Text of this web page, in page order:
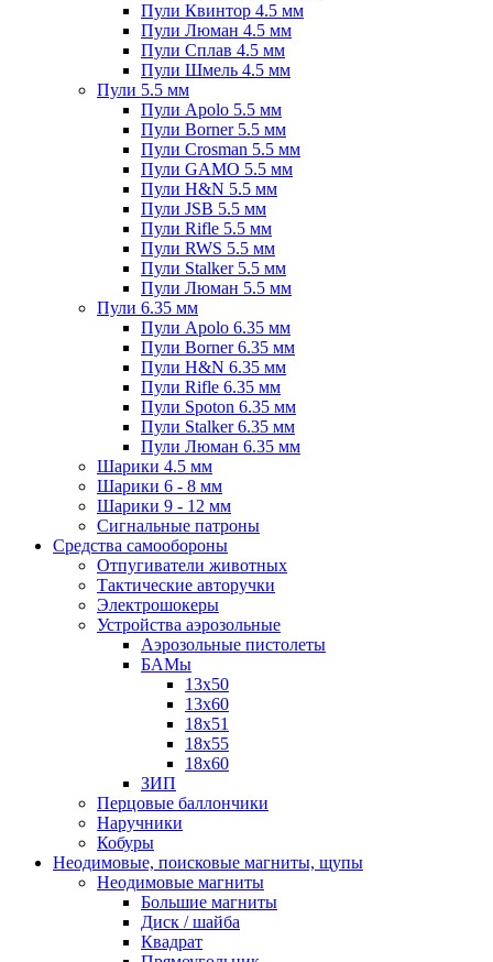
Пули Квинтор 4.5 мм
Пули Люман 4.5 мм
Пули Сплав 4.5 мм
Пули Шмель 4.5 мм
Пули 5.5 мм
Пули Apolo 5.5 мм
Пули Borner 5.5 мм
Пули Crosman 5.5 мм
Пули GAMO 5.5 мм
Пули H&N 5.5 мм
Пули JSB 5.5 мм
Пули Rifle 5.5 мм
Пули RWS 5.5 мм
Пули Stalker 5.5 мм
Пули Люман 5.5 мм
Пули 6.35 мм
Пули Apolo 6.35 мм
Пули Borner 6.35 мм
Пули H&N 6.35 мм
Пули Rifle 6.35 мм
Пули Spoton 6.35 мм
Пули Stalker 6.35 мм
Пули Люман 6.35 мм
Шарики 4.5 мм
Шарики 6 - 8 мм
Шарики 9 - 12 мм
Сигнальные патроны
Средства самообороны
Отпугиватели животных
Тактические авторучки
Электрошокеры
Устройства аэрозольные
Аэрозольные пистолеты
БАМы
13х50
13х60
18х51
18х55
18х60
ЗИП
Перцовые баллончики
Наручники
Кобуры
Неодимовые, поисковые магниты, щупы
Неодимовые магниты
Большие магниты
Диск / шайба
Квадрат